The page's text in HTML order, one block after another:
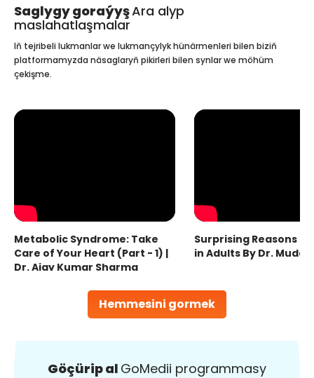
Saglygy goraýyşAra alyp
maslahatlaşmalar
Hemmesini gormek
Iň tejribeli lukmanlar we lukmançylyk hünärmenleri bilen biziň
platformamyzda näsaglaryň pikirleri bilen synlar we möhüm
çekişme.
Metabolic Syndrome: Take
Care of Your Heart (Part - 1) |
Dr. Ajay Kumar Sharma
Surprising Reasons
in Adults By Dr.
Göçürip al GoMedii programmasy